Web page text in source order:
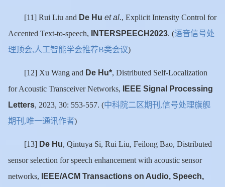
[11] Rui Liu and De Huet al. , Explicit Intensity Control for
Accented Text-to-speech, INTERSPEECH2023. (语音信号处
理顶会, 人工智能学会推荐B类会议)
[12] Xu Wang and De Hu*, Distributed Self-Localization
for Acoustic Transceiver Networks, IEEE Signal Processing
Letters, 2023, 30: 553-557. (中科院二区期刊 ,信号处理旗舰
期刊 ,唯一通讯作者)
[13] De Hu, Qintuya Si, Rui Liu, Feilong Bao, Distributed
sensor selection for speech enhancement with acoustic sensor
networks,
IEEE/ACM Transactions on Audio, Speech,